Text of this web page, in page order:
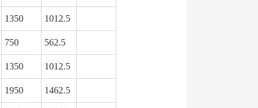
1350 1012.5
750 562.5
1350 1012.5
1950 1462.5